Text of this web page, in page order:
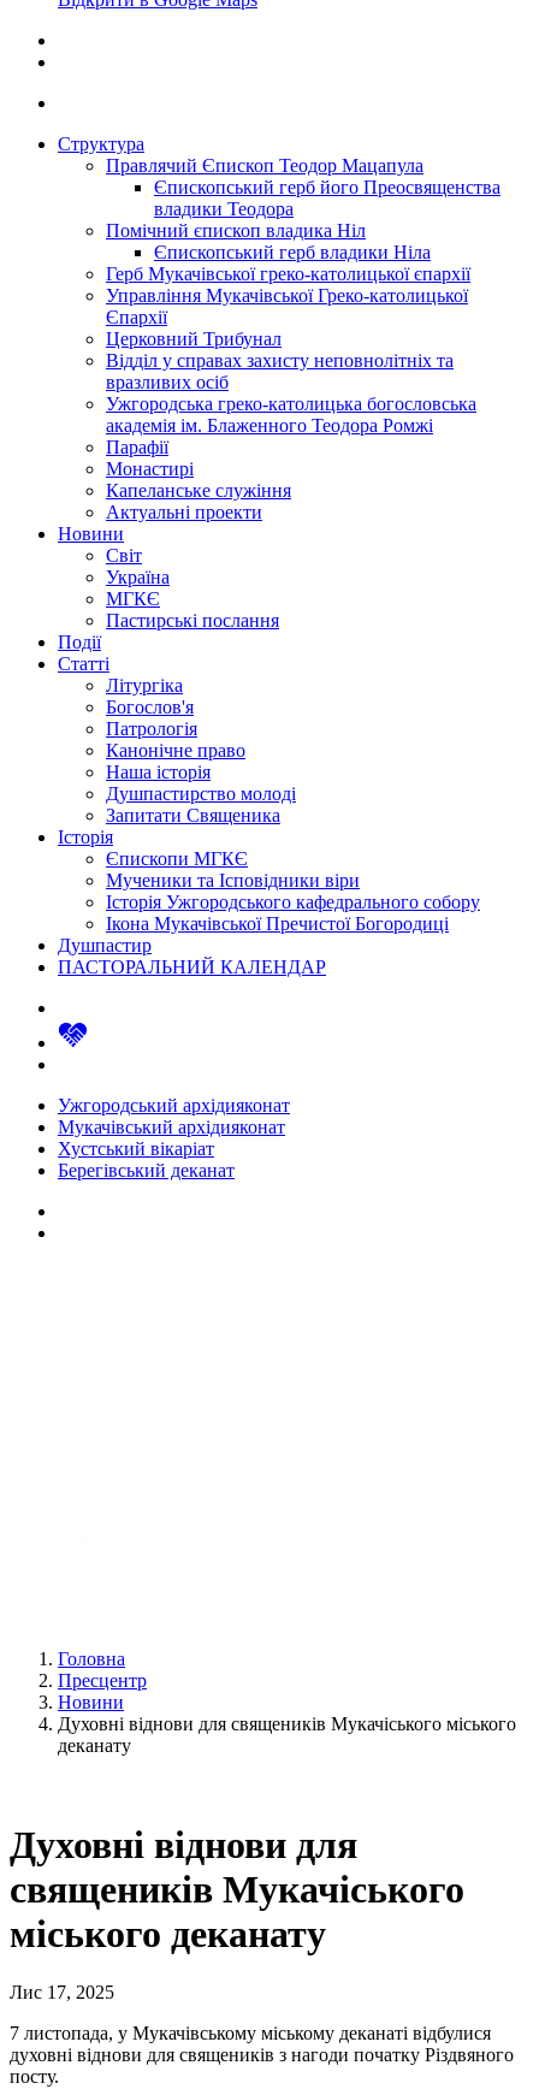
Структура
Правлячий Єпископ Теодор Мацапула
Єпископський герб його Преосвященства
владики Теодора
Помічний єпископ владика Ніл
Єпископський герб владики Ніла
Герб Мукачівської греко-католицької єпархії
Управління Мукачівської Греко-католицької
Єпархії
Церковний Трибунал
Відділ у справах захисту неповнолітніх та
вразливих осіб
Ужгородська греко-католицька богословська
академія ім. Блаженного Теодора Ромжі
Парафії
Монастирі
Капеланське служіння
Актуальні проекти
Новини
Світ
Україна
МГКЄ
Пастирські послання
Події
Статті
Літургіка
Богослов'я
Патрологія
Канонічне право
Наша історія
Душпастирство молоді
Запитати Священика
Історія
Єпископи МГКЄ
Мученики та Ісповідники віри
Історія Ужгородського кафедрального собору
Ікона Мукачівської Пречистої Богородиці
Душпастир
ПАСТОРАЛЬНИЙ КАЛЕНДАР
Ужгородський архідияконат
Мукачівський архідияконат
Хустський вікаріат
Берегівський деканат
Головна
Пресцентр
Новини
Духовні віднови для священиків Мукачіського міського
деканату
Духовні віднови для
священиків Мукачіського
міського деканату
Лис 17, 2025
7 листопада, у Мукачівському міському деканаті відбулися
духовні віднови для священиків з нагоди початку Різдвяного
посту.